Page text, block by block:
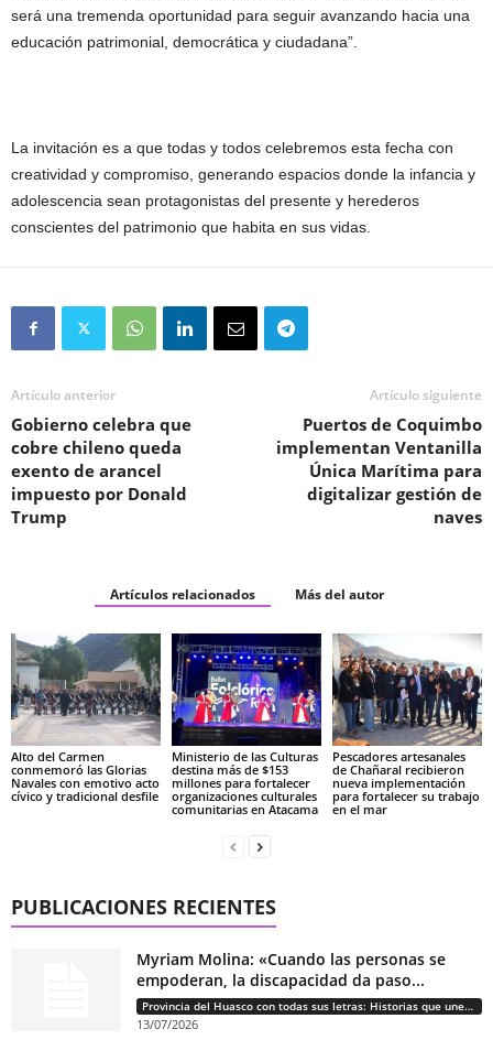
será una tremenda oportunidad para seguir avanzando hacia una
educación patrimonial, democrática y ciudadana”.
La invitación es a que todas y todos celebremos esta fecha con
creatividad y compromiso, generando espacios donde la infancia y
adolescencia sean protagonistas del presente y herederos
conscientes del patrimonio que habita en sus vidas.
Artículo anterior
Gobierno celebra que
cobre chileno queda
exento de arancel
impuesto por Donald
Trump
Artículo siguiente
Puertos de Coquimbo
implementan Ventanilla
Única Marítima para
digitalizar gestión de
naves
Artículos relacionados Más del autor
Alto del Carmen
conmemoró las Glorias
Navales con emotivo acto
cívico y tradicional desfile
Ministerio de las Culturas
destina más de $153
millones para fortalecer
organizaciones culturales
comunitarias en Atacama
Pescadores artesanales
de Chañaral recibieron
nueva implementación
para fortalecer su trabajo
en el mar
PUBLICACIONES RECIENTES
Myriam Molina: «Cuando las personas se
empoderan, la discapacidad da paso...
Provincia del Huasco con todas sus letras: Historias que unen cultura, diversidad e identidad
13/07/2026